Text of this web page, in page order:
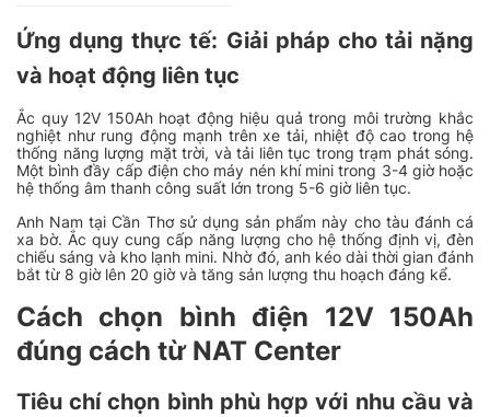
Ứng dụng thực tế: Giải pháp cho tải nặng
và hoạt động liên tục
Ắc quy 12V 150Ah hoạt động hiệu quả trong môi trường khắc
nghiệt như rung động mạnh trên xe tải, nhiệt độ cao trong hệ
thống năng lượng mặt trời, và tải liên tục trong trạm phát sóng.
Một bình đầy cấp điện cho máy nén khí mini trong 3-4 giờ hoặc
hệ thống âm thanh công suất lớn trong 5-6 giờ liên tục.
Anh Nam tại Cần Thơ sử dụng sản phẩm này cho tàu đánh cá
xa bờ. Ắc quy cung cấp năng lượng cho hệ thống định vị, đèn
chiếu sáng và kho lạnh mini. Nhờ đó, anh kéo dài thời gian đánh
bắt từ 8 giờ lên 20 giờ và tăng sản lượng thu hoạch đáng kể.
Cách chọn bình điện 12V 150Ah
đúng cách từ NAT Center
Tiêu chí chọn bình phù hợp với nhu cầu và